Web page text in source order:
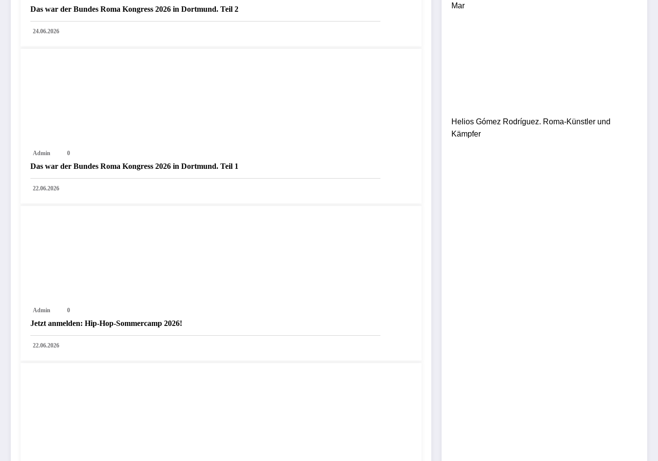
Das war der Bundes Roma Kongress 2026 in Dortmund. Teil 2
24.06.2026
Admin 0
Das war der Bundes Roma Kongress 2026 in Dortmund. Teil 1
22.06.2026
Admin 0
Jetzt anmelden: Hip-Hop-Sommercamp 2026!
22.06.2026
Mar
Helios Gómez Rodríguez. Roma-Künstler und
Kämpfer